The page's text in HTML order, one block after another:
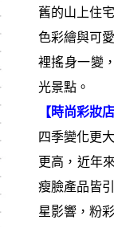
舊的山上住
色彩繪與可
裡搖身一變
光景點。
【時尚彩妝店
四季變化更
更高，近年
瘦臉產品皆
星影響，粉